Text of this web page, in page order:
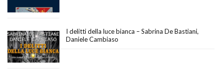
I delitti della luce bianca – Sabrina De Bastiani,
Daniele Cambiaso